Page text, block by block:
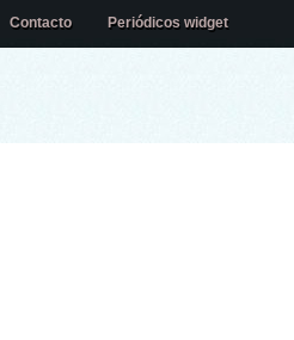
Contacto Periódicos widget